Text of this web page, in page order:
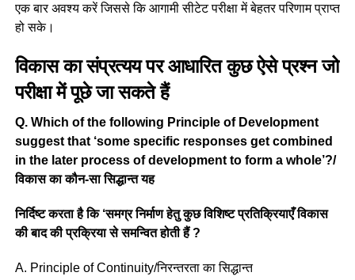
एक बार अवश्य करें जिससे कि आगामी सीटेट परीक्षा में बेहतर परिणाम प्राप्त
हो सके।
विकास का संप्रत्यय पर आधारित कुछ ऐसे प्रश्न जो
परीक्षा में पूछे जा सकते हैं
Q. Which of the following Principle of Development
suggest that ‘some specific responses get combined
in the later process of development to form a whole’?/
विकास का कौन-सा सिद्धान्त यह
निर्दिष्ट करता है कि ‘समग्र निर्माण हेतु कुछ विशिष्ट प्रतिक्रियाएँ विकास
की बाद की प्रक्रिया से समन्वित होती हैं ?
A. Principle of Continuity/निरन्तरता का सिद्धान्त